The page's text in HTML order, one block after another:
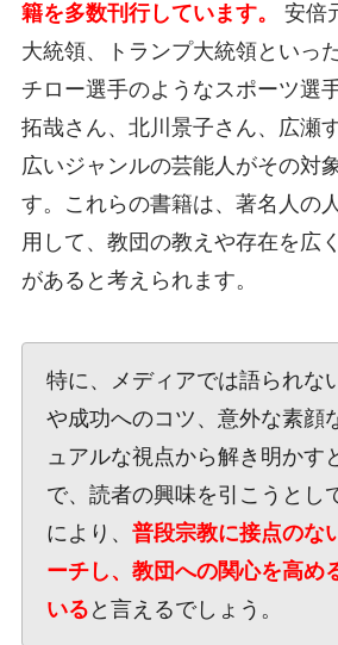
籍を多数刊行しています。
安倍
大統領、トランプ大統領といっ
チロー選手のようなスポーツ選
拓哉さん、北川景子さん、広瀬
広いジャンルの芸能人がその対
す。これらの書籍は、著名人の
用して、教団の教えや存在を広
があると考えられます。
特に、メディアでは語られな
や成功へのコツ、意外な素顔
ュアルな視点から解き明かす
で、読者の興味を引こうとし
により、 普段宗教に接点のな
ーチし、教団への関心を高め
いる と言えるでしょう。